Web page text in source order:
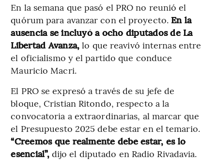
En la semana que pasó el PRO no reunió el
quórum para avanzar con el proyecto. En la
ausencia se incluyó a ocho diputados de La
Libertad Avanza, lo que reavivó internas entre
el oficialismo y el partido que conduce
Mauricio Macri.
El PRO se expresó a través de su jefe de
bloque, Cristian Ritondo, respecto a la
convocatoria a extraordinarias, al marcar que
el Presupuesto 2025 debe estar en el temario.
“Creemos que realmente debe estar, es lo
esencial”,dijo el diputado en Radio Rivadavia.